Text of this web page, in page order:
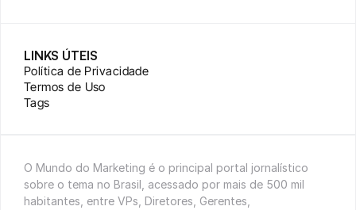
LINKS ÚTEIS
Política de Privacidade
Termos de Uso
Tags
O Mundo do Marketing é o principal portal jornalístico
sobre o tema no Brasil, acessado por mais de 500 mil
habitantes, entre VPs, Diretores, Gerentes,